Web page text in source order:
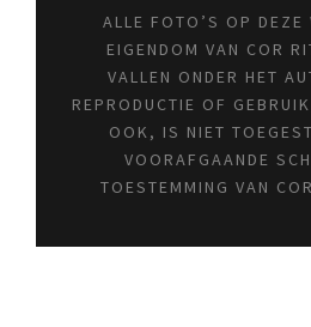
ALLE FOTO’S OP DEZE
EIGENDOM VAN COR
VALLEN ONDER HET
REPRODUCTIE OF
OOK, IS NIET
VOORAFGAANDE
TOESTEMMING VAN